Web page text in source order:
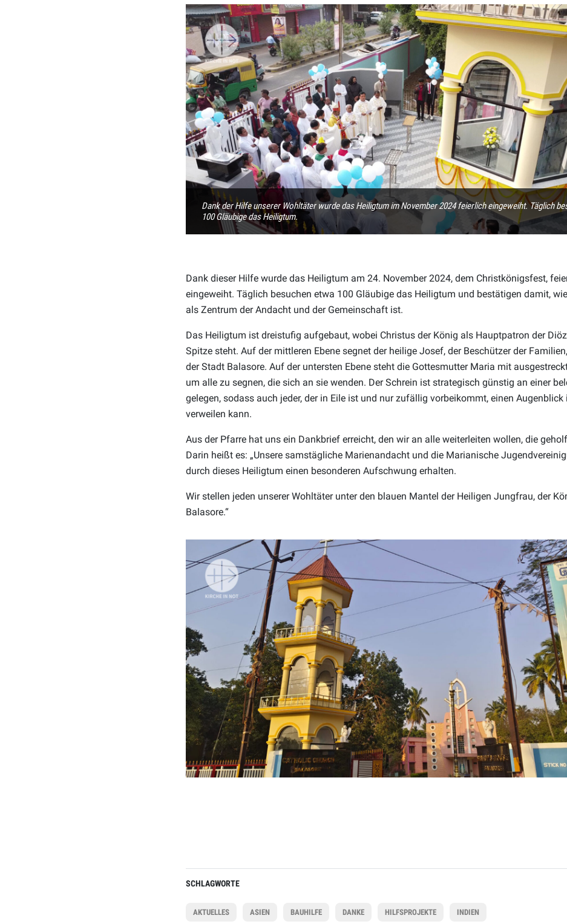
Dank der Hilfe unserer Wohltäter wurde das Heiligtum im November 2024 feierlich eingeweiht. Täglich
100 Gläubige das Heiligtum.
Dank dieser Hilfe wurde das Heiligtum am 24. November 2024, dem Christkönigsfest,
eingeweiht. Täglich besuchen etwa 100 Gläubige das Heiligtum und bestätigen damit,
als Zentrum der Andacht und der Gemeinschaft ist.
Das Heiligtum ist dreistufig aufgebaut, wobei Christus der König als Hauptpatron der
Spitze steht. Auf der mittleren Ebene segnet der heilige Josef, der Beschützer der
der Stadt Balasore. Auf der untersten Ebene steht die Gottesmutter Maria mit
um alle zu segnen, die sich an sie wenden. Der Schrein ist strategisch günstig an einer
gelegen, sodass auch jeder, der in Eile ist und nur zufällig vorbeikommt, einen Augenblick
verweilen kann.
Aus der Pfarre hat uns ein Dankbrief erreicht, den wir an alle weiterleiten wollen, die
Darin heißt es: „Unsere samstägliche Marienandacht und die Marianische
durch dieses Heiligtum einen besonderen Aufschwung erhalten.
Wir stellen jeden unserer Wohltäter unter den blauen Mantel der Heiligen Jungfrau, der
Balasore.“
SCHLAGWORTE
AKTUELLES ASIEN BAUHILFE DANKE HILFSPROJEKTE INDIEN